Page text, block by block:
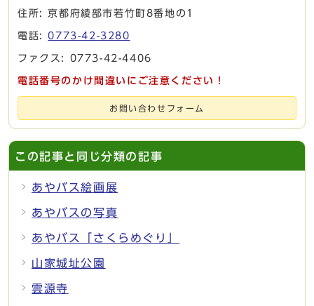
住所: 京都府綾部市若竹町8番地の1
電話:0773-42-3280
ファクス: 0773-42-4406
電話番号のかけ間違いにご注意ください！
お問い合わせフォーム
この記事と同じ分類の記事
あやバス絵画展
あやバスの写真
あやバス「さくらめぐり」
山家城址公園
雲源寺